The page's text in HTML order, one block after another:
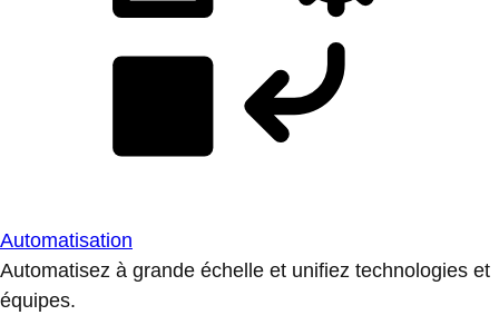
Automatisation
Automatisez à grande échelle et unifiez technologies et
équipes.